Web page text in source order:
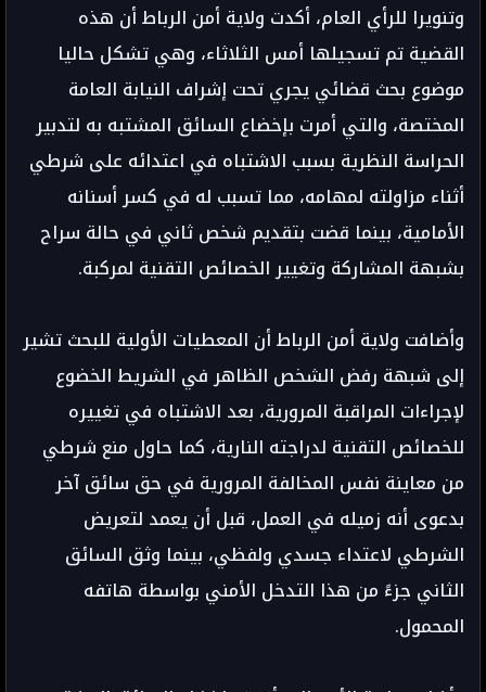
وتنويرا للرأي العام، أكدت ولاية أمن الرباط أن هذه
القضية تم تسجيلها أمس الثلاثاء، وهي تشكل حاليا
موضوع بحث قضائي يجري تحت إشراف النيابة العامة
المختصة، والتي أمرت بإخضاع السائق المشتبه به لتدبير
الحراسة النظرية بسبب الاشتباه في اعتدائه على شرطي
أثناء مزاولته لمهامه، مما تسبب له في كسر أسنانه
الأمامية، بينما قضت بتقديم شخص ثاني في حالة سراح
بشبهة المشاركة وتغيير الخصائص التقنية لمركبة.
وأضافت ولاية أمن الرباط أن المعطيات الأولية للبحث تشير
إلى شبهة رفض الشخص الظاهر في الشريط الخضوع
لإجراءات المراقبة المرورية، بعد الاشتباه في تغييره
للخصائص التقنية لدراجته النارية، كما حاول منع شرطي
من معاينة نفس المخالفة المرورية في حق سائق آخر
بدعوى أنه زميله في العمل، قبل أن يعمد لتعريض
الشرطي لاعتداء جسدي ولفظي، بينما وثق السائق
الثاني جزءً من هذا التدخل الأمني بواسطة هاتفه
المحمول.